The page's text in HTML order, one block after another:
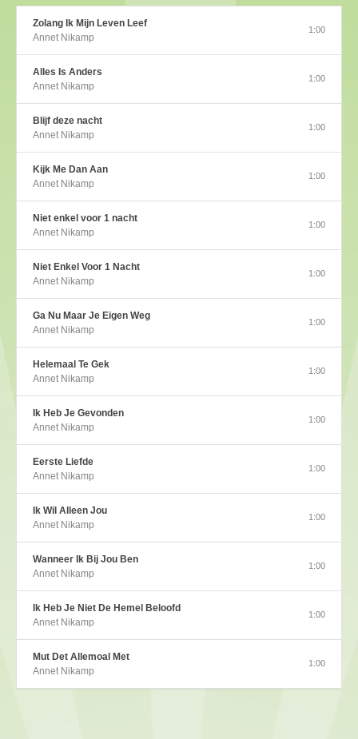
Zolang Ik Mijn Leven Leef
Annet Nikamp
1:00
Alles Is Anders
Annet Nikamp
1:00
Blijf deze nacht
Annet Nikamp
1:00
Kijk Me Dan Aan
Annet Nikamp
1:00
Niet enkel voor 1 nacht
Annet Nikamp
1:00
Niet Enkel Voor 1 Nacht
Annet Nikamp
1:00
Ga Nu Maar Je Eigen Weg
Annet Nikamp
1:00
Helemaal Te Gek
Annet Nikamp
1:00
Ik Heb Je Gevonden
Annet Nikamp
1:00
Eerste Liefde
Annet Nikamp
1:00
Ik Wil Alleen Jou
Annet Nikamp
1:00
Wanneer Ik Bij Jou Ben
Annet Nikamp
1:00
Ik Heb Je Niet De Hemel Beloofd
Annet Nikamp
1:00
Mut Det Allemoal Met
Annet Nikamp
1:00